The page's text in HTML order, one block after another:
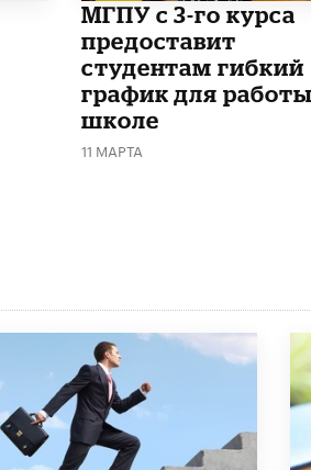
МГПУ с 3-го курса
предоставит
студентам гибкий
график для
школе
11 МАРТА